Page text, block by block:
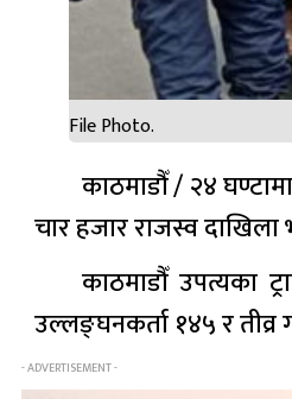
File Photo.
काठमाडौँ / २४
चार हजार राजस्व
काठमाडौँ उपत्यका
उल्लङ्घनकर्ता १४५ र तीव्र
- ADVERTISEMENT -